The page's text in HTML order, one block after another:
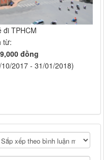
đi TPHCM
từ:
đồng
2017 - 31/01/2018)